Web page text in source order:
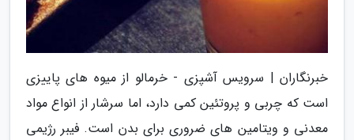
خبرنگاران | سرویس آشپزی - خرمالو از میوه های پاییزی
است که چربی و پروتئین کمی دارد، اما سرشار از انواع مواد
معدنی و ویتامین های ضروری برای بدن است. فیبر رژیمی